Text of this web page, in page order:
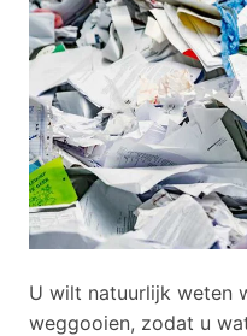
U wilt natuurlijk weten
weggooien, zodat u